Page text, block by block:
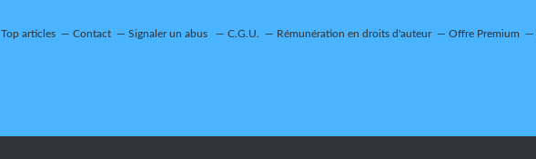
Top articles Contact Signaler un abus C.G.U. Rémunération en droits d'auteur Offre Premium